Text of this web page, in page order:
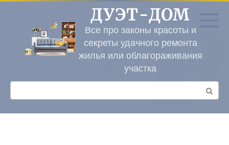
Перейти
контенту
ДУЭТ-ДОМ
Все про законы красоты и
секреты удачного ремонта
жилья или облагораживания
участка
Поиск: